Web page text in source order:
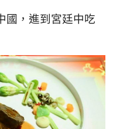
國，進到宮廷中吃